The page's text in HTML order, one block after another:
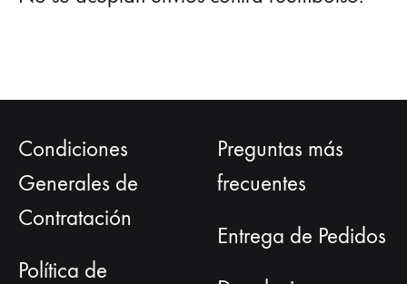
Condiciones
Generales de
Contratación
Política de
Preguntas más
frecuentes
Entrega de Pedidos